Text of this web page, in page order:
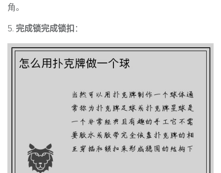
角。
5. 完成锁完成锁扣：